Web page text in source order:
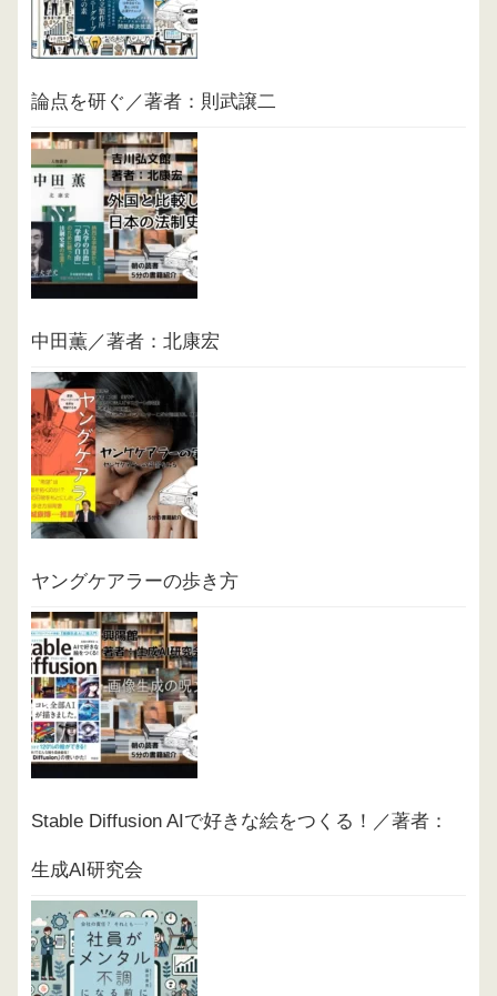
論点を研ぐ／著者：則武譲二
中田薫／著者：北康宏
ヤングケアラーの歩き方
Stable Diffusion AIで好きな絵をつくる！／著者：
生成AI研究会